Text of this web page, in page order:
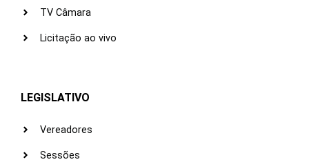
TV Câmara
Licitação ao vivo
LEGISLATIVO
Vereadores
Sessões